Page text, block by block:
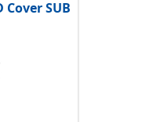
Cover SUB